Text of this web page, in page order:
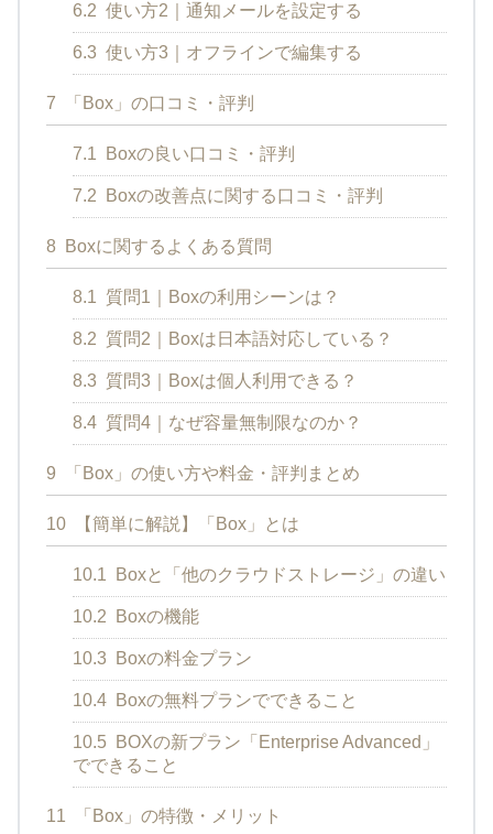
6.2 使い方2｜通知メールを設定する
6.3 使い方3｜オフラインで編集する
7 「Box」の口コミ・評判
7.1 Boxの良い口コミ・評判
7.2 Boxの改善点に関する口コミ・評判
8 Boxに関するよくある質問
8.1 質問1｜Boxの利用シーンは？
8.2 質問2｜Boxは日本語対応している？
8.3 質問3｜Boxは個人利用できる？
8.4 質問4｜なぜ容量無制限なのか？
9 「Box」の使い方や料金・評判まとめ
10 【簡単に解説】「Box」とは
10.1 Boxと「他のクラウドストレージ」の違い
10.2 Boxの機能
10.3 Boxの料金プラン
10.4 Boxの無料プランでできること
10.5 BOXの新プラン「Enterprise Advanced」
でできること
11 「Box」の特徴・メリット